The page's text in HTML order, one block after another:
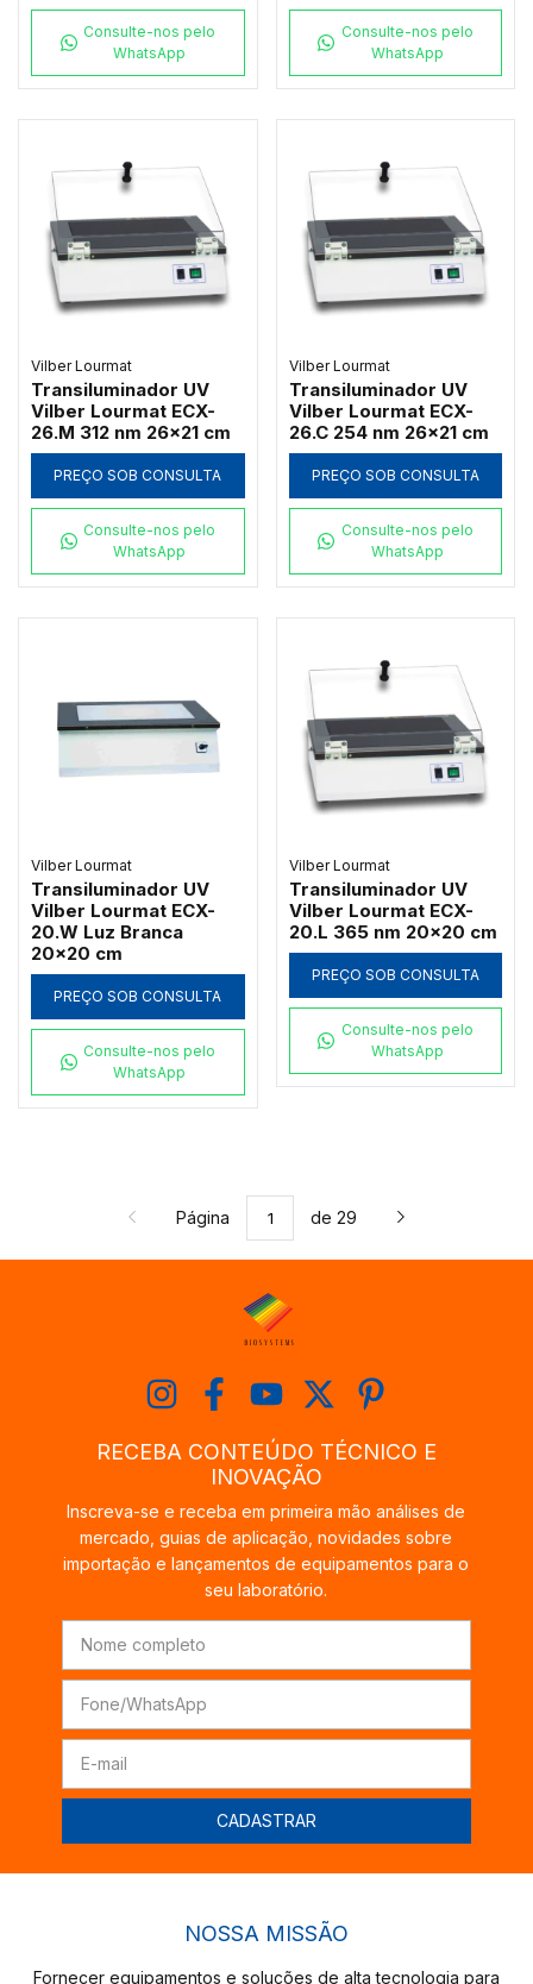
Consulte-nos pelo
WhatsApp
Consulte-nos pelo
WhatsApp
Vilber Lourmat
Transiluminador UV
Vilber Lourmat ECX-
26.M 312 nm 26x21 cm
PREÇO SOB CONSULTA
Consulte-nos pelo
WhatsApp
Vilber Lourmat
Transiluminador UV
Vilber Lourmat ECX-
26.C 254 nm 26x21 cm
PREÇO SOB CONSULTA
Consulte-nos pelo
WhatsApp
Vilber Lourmat
Transiluminador UV
Vilber Lourmat ECX-
20.W Luz Branca
20x20 cm
PREÇO SOB CONSULTA
Consulte-nos pelo
WhatsApp
Vilber Lourmat
Transiluminador UV
Vilber Lourmat ECX-
20.L 365 nm 20x20 cm
PREÇO SOB CONSULTA
Consulte-nos pelo
WhatsApp
Página de 29
RECEBA CONTEÚDO TÉCNICO E
INOVAÇÃO
Inscreva-se e receba em primeira mão análises de
mercado, guias de aplicação, novidades sobre
importação e lançamentos de equipamentos para o
seu laboratório.
NOSSA MISSÃO
Fornecer equipamentos e soluções de alta tecnologia para